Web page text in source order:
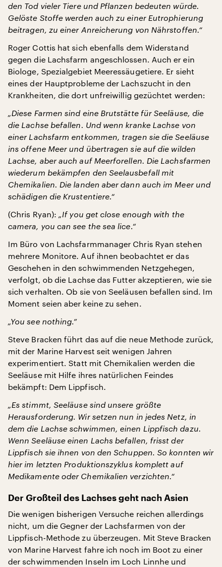
den Tod vieler Tiere und Pflanzen bedeuten würde.
Gelöste Stoffe werden auch zu einer Eutrophierung
beitragen, zu einer Anreicherung von Nährstoffen.“
Roger Cottis hat sich ebenfalls dem Widerstand
gegen die Lachsfarm angeschlossen. Auch er ein
Biologe, Spezialgebiet Meeressäugetiere. Er sieht
eines der Hauptprobleme der Lachszucht in den
Krankheiten, die dort unfreiwillig gezüchtet werden:
„Diese Farmen sind eine Brutstätte für Seeläuse, die
die Lachse befallen. Und wenn kranke Lachse von
einer Lachsfarm entkommen, tragen sie die Seeläuse
ins offene Meer und übertragen sie auf die wilden
Lachse, aber auch auf Meerforellen. Die Lachsfarmen
wiederum bekämpfen den Seelausbefall mit
Chemikalien. Die landen aber dann auch im Meer und
schädigen die Krustentiere.“
(Chris Ryan): „If you get close enough with the
camera, you can see the sea lice.“
Im Büro von Lachsfarmmanager Chris Ryan stehen
mehrere Monitore. Auf ihnen beobachtet er das
Geschehen in den schwimmenden Netzgehegen,
verfolgt, ob die Lachse das Futter akzeptieren, wie sie
sich verhalten. Ob sie von Seeläusen befallen sind. Im
Moment seien aber keine zu sehen.
„You see nothing.”
Steve Bracken führt das auf die neue Methode zurück,
mit der Marine Harvest seit wenigen Jahren
experimentiert. Statt mit Chemikalien werden die
Seeläuse mit Hilfe ihres natürlichen Feindes
bekämpft: Dem Lippfisch.
„Es stimmt, Seeläuse sind unsere größte
Herausforderung. Wir setzen nun in jedes Netz, in
dem die Lachse schwimmen, einen Lippfisch dazu.
Wenn Seeläuse einen Lachs befallen, frisst der
Lippfisch sie ihnen von den Schuppen. So konnten wir
hier im letzten Produktionszyklus komplett auf
Medikamente oder Chemikalien verzichten.“
Der Großteil des Lachses geht nach Asien
Die wenigen bisherigen Versuche reichen allerdings
nicht, um die Gegner der Lachsfarmen von der
Lippfisch-Methode zu überzeugen. Mit Steve Bracken
von Marine Harvest fahre ich noch im Boot zu einer
der schwimmenden Inseln im Loch Linnhe und